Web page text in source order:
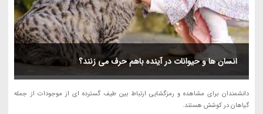
انسان ها و حیوانات در آینده باهم حرف می زنند؟
دانشمندان برای مشاهده و رمزگشایی ارتباط بین طیف گسترده ای از موجودات از جمله
گیاهان در کوشش هستند.